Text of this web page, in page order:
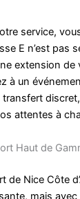
service,
E n’est pas
extension de
à un
transfert
attentes à
Haut de
de Nice Côte
mais